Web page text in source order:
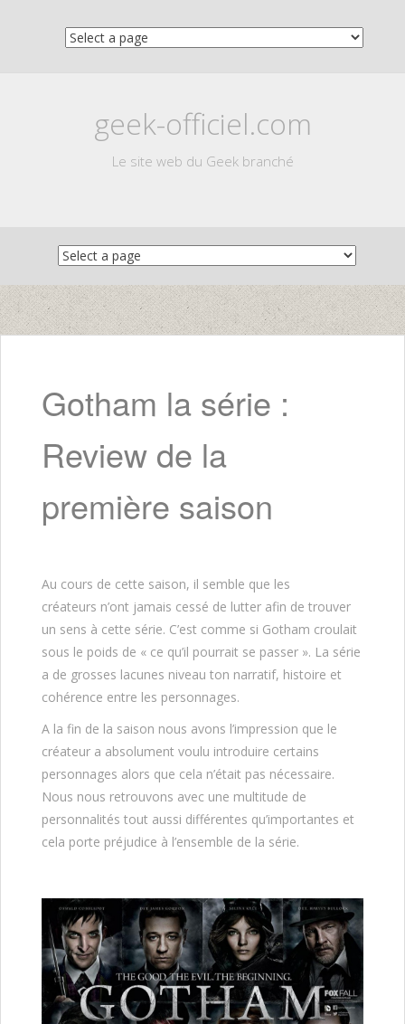
geek-officiel.com
Le site web du Geek branché
content
Gotham la série :
Review de la
première saison
Au cours de cette saison, il semble que les
créateurs n’ont jamais cessé de lutter afin de trouver
un sens à cette série. C’est comme si Gotham croulait
sous le poids de « ce qu’il pourrait se passer ». La série
a de grosses lacunes niveau ton narratif, histoire et
cohérence entre les personnages.
A la fin de la saison nous avons l’impression que le
créateur a absolument voulu introduire certains
personnages alors que cela n’était pas nécessaire.
Nous nous retrouvons avec une multitude de
personnalités tout aussi différentes qu’importantes et
cela porte préjudice à l’ensemble de la série.